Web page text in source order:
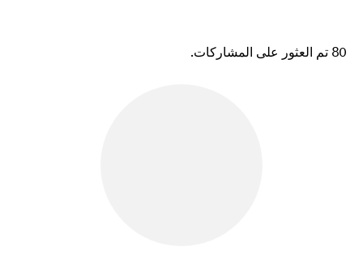
80 تم العثور على المشاركات.